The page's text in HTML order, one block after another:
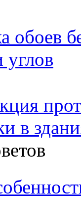
обоев
углов
в